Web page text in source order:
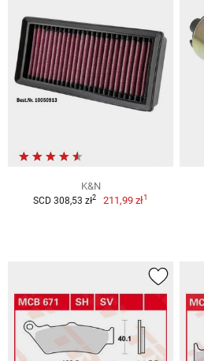
K&N
SCD 308,53 zł2 211,99 zł1